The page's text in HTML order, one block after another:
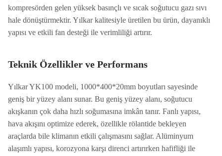
kompresörden gelen yüksek basınçlı ve sıcak soğutucu gazı sıvı
hale dönüştürmektir. Yılkar kalitesiyle üretilen bu ürün, dayanıklı
yapısı ve etkili fan desteği ile verimliliği artırır.
Teknik Özellikler ve Performans
Yılkar YK100 modeli, 1000*400*20mm boyutları sayesinde
geniş bir yüzey alanı sunar. Bu geniş yüzey alanı, soğutucu
akışkanın çok daha hızlı soğumasına imkân tanır. Fanlı yapısı,
hava akışını optimize ederek, özellikle rölantide bekleyen
araçlarda bile klimanın etkili çalışmasını sağlar. Alüminyum
alaşımlı yapısı, korozyona karşı direnci artırırken hafifliği ile